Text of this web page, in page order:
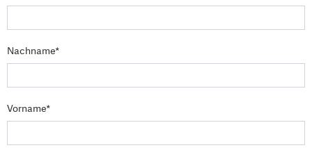
Nachname*
Vorname*